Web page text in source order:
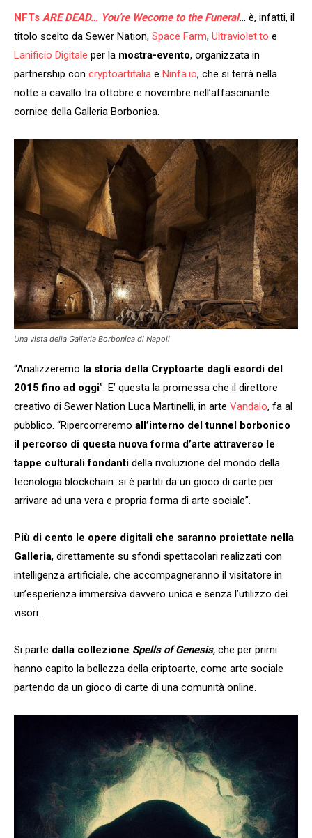
NFTs ARE DEAD… You’re Wecome to the Funeral… è, infatti, il
titolo scelto da Sewer Nation, Space Farm, Ultraviolet.to e
Lanificio Digitale per la mostra-evento, organizzata in
partnership con cryptoartitalia e Ninfa.io, che si terrà nella
notte a cavallo tra ottobre e novembre nell’affascinante
cornice della Galleria Borbonica.
Una vista della Galleria Borbonica di Napoli
“Analizzeremo la storia della Cryptoarte dagli esordi del
2015 fino ad oggi”. E’ questa la promessa che il direttore
creativo di Sewer Nation Luca Martinelli, in arte Vandalo, fa al
pubblico. “Ripercorreremo all’interno del tunnel borbonico
il percorso di questa nuova forma d’arte attraverso le
tappe culturali fondanti della rivoluzione del mondo della
tecnologia blockchain: si è partiti da un gioco di carte per
arrivare ad una vera e propria forma di arte sociale”.
Più di cento le opere digitali che saranno proiettate nella
Galleria, direttamente su sfondi spettacolari realizzati con
intelligenza artificiale, che accompagneranno il visitatore in
un’esperienza immersiva davvero unica e senza l’utilizzo dei
visori.
Si parte dalla collezione Spells of Genesis, che per primi
hanno capito la bellezza della criptoarte, come arte sociale
partendo da un gioco di carte di una comunità online.